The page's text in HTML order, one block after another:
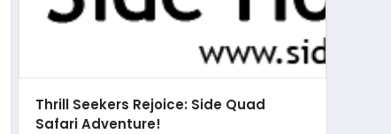
Thrill Seekers Rejoice: Side Quad
Safari Adventure!